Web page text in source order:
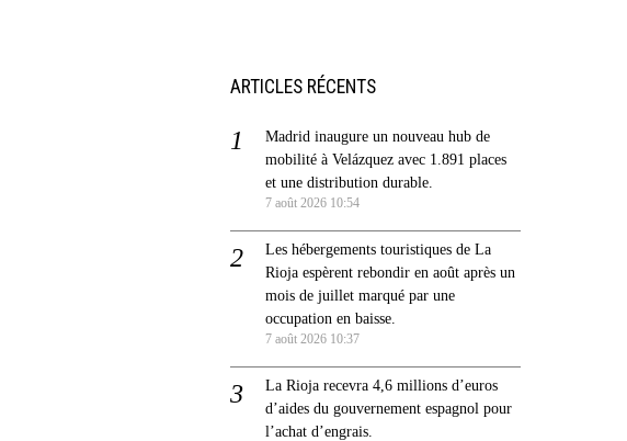
ARTICLES RÉCENTS
Madrid inaugure un nouveau hub de
mobilité à Velázquez avec 1.891 places
et une distribution durable.
7 août 2026 10:54
Les hébergements touristiques de La
Rioja espèrent rebondir en août après un
mois de juillet marqué par une
occupation en baisse.
7 août 2026 10:37
La Rioja recevra 4,6 millions d’euros
d’aides du gouvernement espagnol pour
l’achat d’engrais.